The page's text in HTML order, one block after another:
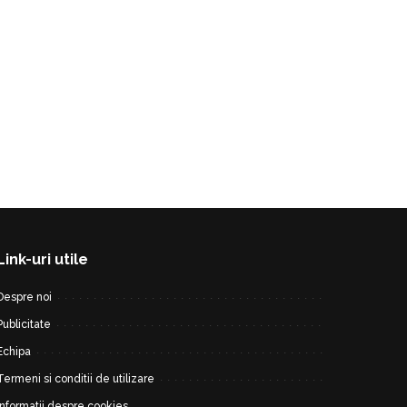
uri utile
noi
si conditii de utilizare